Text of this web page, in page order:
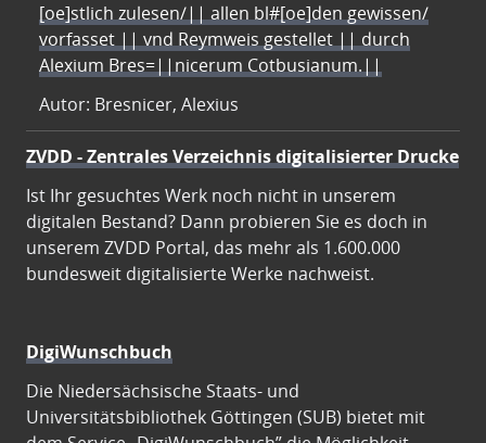
[oe]stlich zulesen/|| allen bl#[oe]den gewissen/
vorfasset || vnd Reymweis gestellet || durch
Alexium Bres=||nicerum Cotbusianum.||
Autor: Bresnicer, Alexius
ZVDD - Zentrales Verzeichnis digitalisierter Drucke
Ist Ihr gesuchtes Werk noch nicht in unserem
digitalen Bestand? Dann probieren Sie es doch in
unserem ZVDD Portal, das mehr als 1.600.000
bundesweit digitalisierte Werke nachweist.
DigiWunschbuch
Die Niedersächsische Staats- und
Universitätsbibliothek Göttingen (SUB) bietet mit